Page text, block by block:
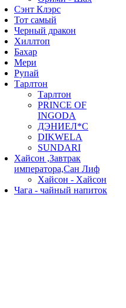
Сэнт Клэрс
Тот самый
Черный дракон
Хиллтоп
Бахар
Мери
Рупай
Тарлтон
Тарлтон
PRINCE OF
INGODA
ДЭНИЕЛ*С
DIKWELA
SUNDARI
Хайсон ,Завтрак
императора,Сан Лиф
Хайсон - Хайсон
Чага - чайный напиток